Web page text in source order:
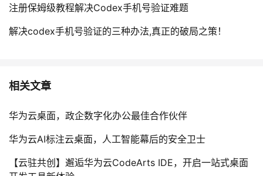
注册保姆级教程解决Codex手机号验证难题
解决codex手机号验证的三种办法,真正的破局之策！
相关文章
华为云桌面，政企数字化办公最佳合作伙伴
华为云AI标注云桌面，人工智能幕后的安全卫士
【云驻共创】邂逅华为云CodeArts IDE，开启一站式桌面